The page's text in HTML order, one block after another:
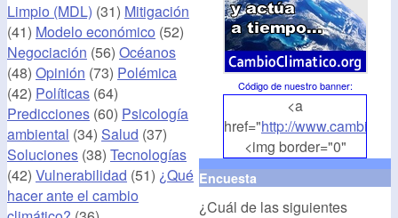
Limpio (MDL) (31) Mitigación
(41) Modelo económico (52)
Negociación (56) Océanos
(48) Opinión (73) Polémica
(42) Políticas (64)
Predicciones (60) Psicología
ambiental (34) Salud (37)
Soluciones (38) Tecnologías
(42) Vulnerabilidad (51) ¿Qué
hacer ante el cambio
Código de nuestro banner:
<a
href="http://
<img border="0"
align="middle"
src="http://
alt="CambioClimatico.org"
Encuesta
¿Cuál de las siguientes